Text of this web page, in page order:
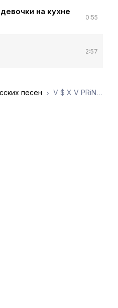
на кухне
0:55
2:57
песен V $ X V PRiNCE, CHBTKV - Нормально разговаривай